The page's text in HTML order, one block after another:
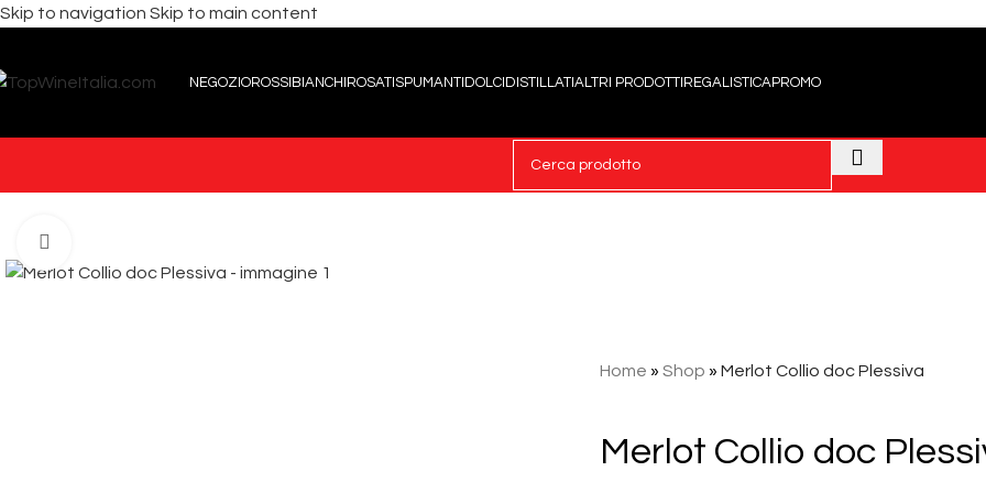
Skip to navigation Skip to main content
NEGOZIOROSSI BIANCHI ROSATI SPUMANTI DOLCI DISTILLATI ALTRI PRODOTTI REGALISTICAPROMO
Home » Shop » Merlot Collio doc Plessiva
Merlot Collio doc